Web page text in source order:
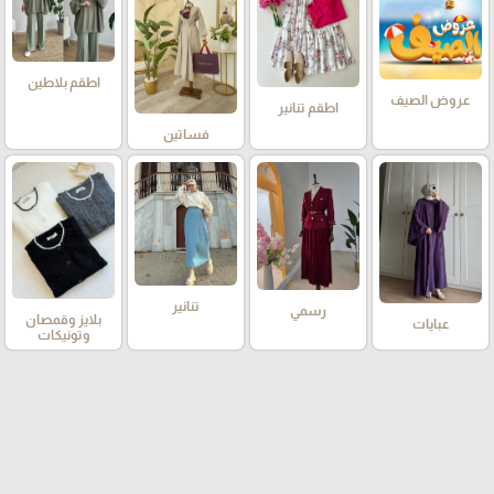
عروض الصيف
اطقم تنانير
فساتين
اطقم بلاطين
عبايات
رسمي
تنانير
بلايز وقمصان
وتونيكات